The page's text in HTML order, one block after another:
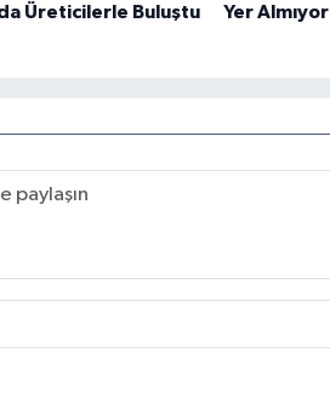
Üreticilerle Buluştu
Yer Almıyor